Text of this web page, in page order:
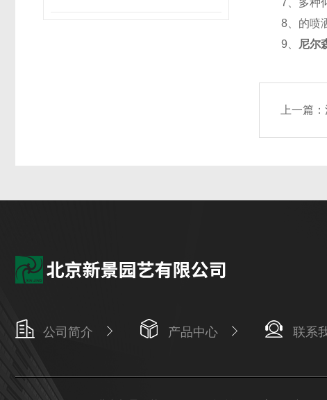
7、多种仰
8、的喷洒
9、
尼尔
上一篇：
公司简介 产品中心 联系